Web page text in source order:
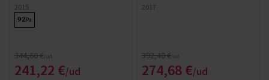
2015
92Pa
Precio especial
241,22 €
Precio normal
344,60 €
2017
Precio especial
274,68 €
Precio normal
392,40 €